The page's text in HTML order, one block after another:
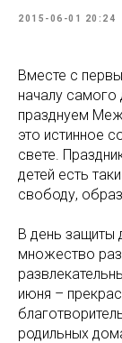
2015-06-01 20:24
Вместе с
началу самого
празднуем
это истинное
свете.
детей есть
свободу,
В день защиты
множество
июня –
родильных